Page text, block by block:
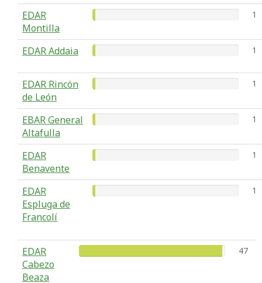
EDAR
Montilla
1
EDAR Addaia 1
EDAR Rincón
de León
1
EBAR General
Altafulla
1
EDAR
Benavente
1
EDAR
Espluga de
Francolí
1
EDAR
Cabezo
Beaza
47